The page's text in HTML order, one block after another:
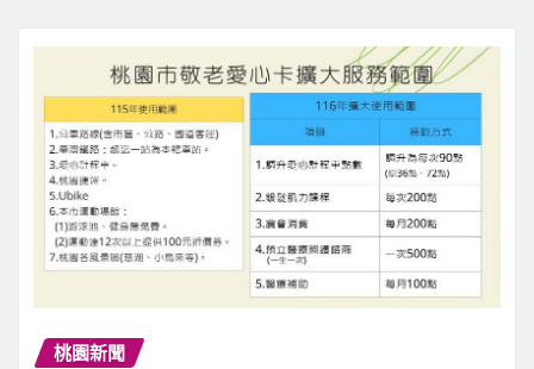
桃園新聞